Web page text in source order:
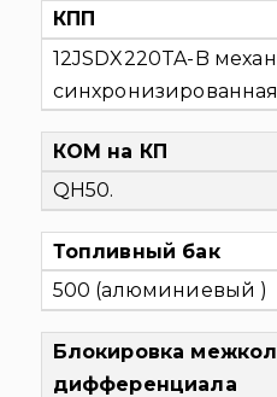
КПП
12JSDX220TA-B
КОМ на КП
QH50.
Топливный бак
500 (алюминиевый )
Блокировка
дифференциала